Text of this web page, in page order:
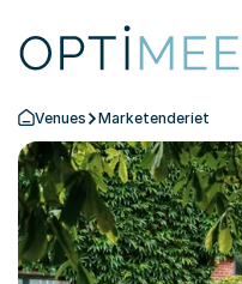
Tilbage til forsiden
Venues Marketenderiet